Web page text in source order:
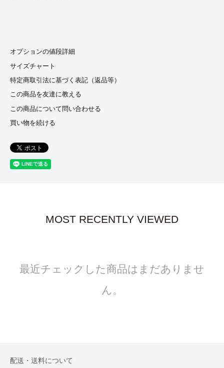
オプションの値段詳細
サイズチャート
特定商取引法に基づく表記（返品等）
この商品を友達に教える
この商品について問い合わせる
買い物を続ける
MOST RECENTLY VIEWED
最近チェックした商品はまだありませ
ん。
配送・送料について